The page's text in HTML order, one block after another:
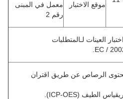
موقع الاختبار
معمل في المبنى
رقم 2
العينات لـ المتطلبات
الرصاص عن طريق اقتران
قياس الطيف (ICP-OES).